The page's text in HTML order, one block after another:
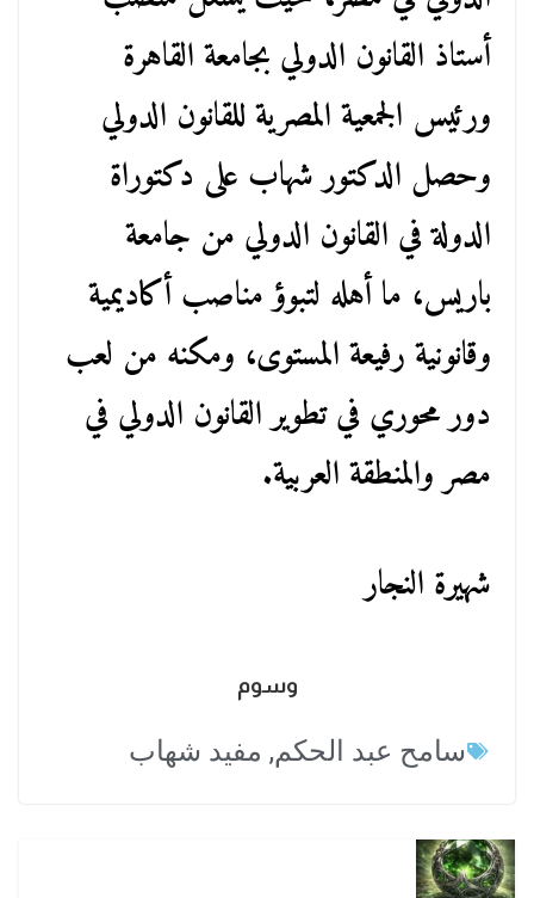
أستاذ القانون الدولي بجامعة القاهرة
ورئيس الجمعية المصرية للقانون الدولي
وحصل الدكتور شهاب على دكتوراة
الدولة في القانون الدولي من جامعة
باريس، ما أهله لتبوؤ مناصب أكاديمية
وقانونية رفيعة المستوى، ومكنه من لعب
دور محوري في تطوير القانون الدولي في
مصر والمنطقة العربية.
شهيرة النجار
وسوم
سامح عبد الحكم, مفيد شهاب